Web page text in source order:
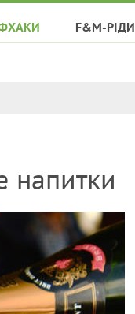
F&M-РІДИ
напитки